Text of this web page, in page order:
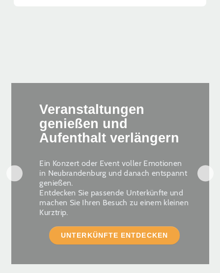
Veranstaltungen
genießen und
Aufenthalt verlängern
Ein Konzert oder Event voller Emotionen
in Neubrandenburg und danach entspannt
genießen.
Entdecken Sie passende Unterkünfte und
machen Sie Ihren Besuch zu einem kleinen
Kurztrip.
UNTERKÜNFTE ENTDECKEN